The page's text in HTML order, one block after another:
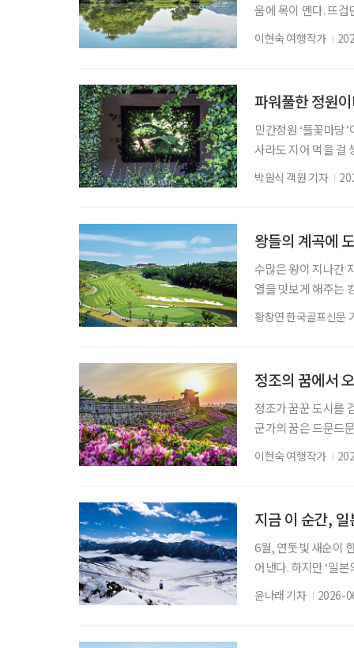
움에 목이 멘다. 뜨
지 못하던 뜨겁던
여름을 만났다. ‘넓
이현숙 여행작가
파워풀한 정원
민간정원 ‘들꽃마당
사라도 지어 먹을 걸
찼다. 여론이란 때
원주가 세상을 미
박원식 객원 기자
왕들의 계곡에
수많은 왕이 지나간
열을 맛보게 해주는
쟁이 끊이지 않았다.
문이었다. 그래서
황창연 한국골프신문
정조의 꿈에서
정조가 꿈꾼 도시를
군가의 꿈은 드문드
히 굳건하다. 그 안
만나고 또 다른 계
이현숙 여행작가
지금 이 순간,
6월, 연둣빛 새순이
어낸다. 하지만 ‘일
기다리고 있다. 해
트’. 일 년 중 절반
윤나래 기자 2026-